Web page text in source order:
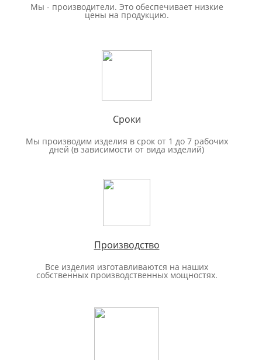
Мы - производители. Это обеспечивает низкие
цены на продукцию.
Сроки
Мы производим изделия в срок от 1 до 7 рабочих
дней (в зависимости от вида изделий)
Производство
Все изделия изготавливаются на наших
собственных производственных мощностях.